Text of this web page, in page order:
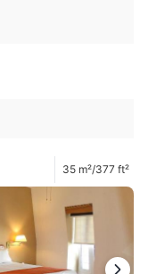
35 m²/377 ft²